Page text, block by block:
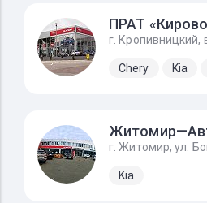
ПРАТ
Chery Kia
г. Житомир, ул.
Kia